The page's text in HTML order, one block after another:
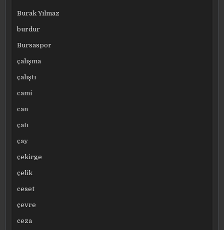
Burak Yılmaz
burdur
Bursaspor
çalışma
çalıştı
cami
can
çatı
çay
çekirge
çelik
ceset
çevre
ceza